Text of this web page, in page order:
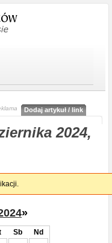
Dodaj artykuł / link
2024,
»
Sb
Nd